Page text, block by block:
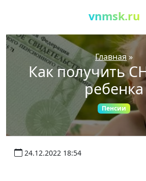
vnmsk.ru
Главная»
Как получить
ребенка
Пенсии
24.12.2022 18:54